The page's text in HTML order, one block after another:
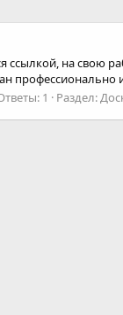
ссылкой, на свою
1 Раздел: